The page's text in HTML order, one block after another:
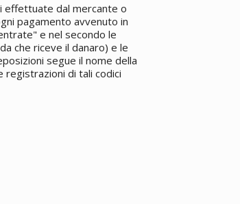
effettuate dal mercante o
pagamento avvenuto in
e nel secondo le
che riceve il danaro) e le
segue il nome della
registrazioni di tali codici